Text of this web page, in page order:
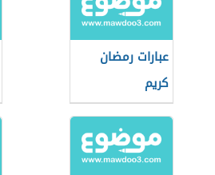
عبارات رمضان
كريم